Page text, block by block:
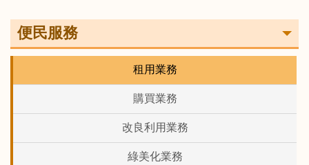
便民服務
租用業務
購買業務
改良利用業務
綠美化業務